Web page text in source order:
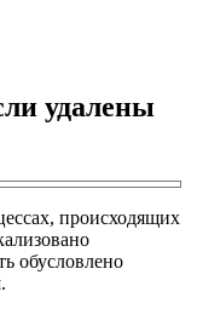
удалены
происходящих
обусловлено